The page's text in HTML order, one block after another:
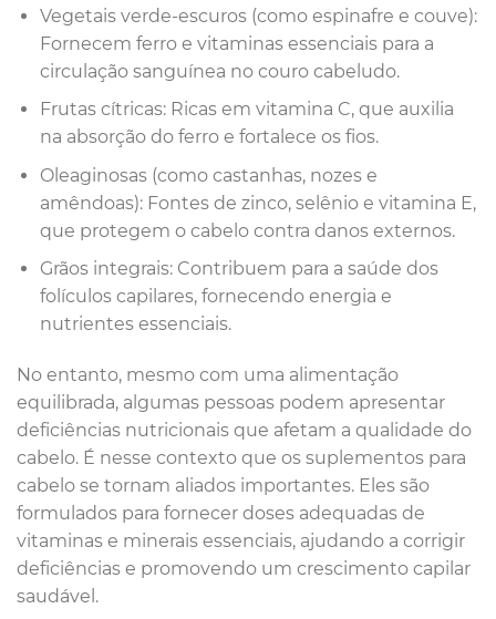
Vegetais verde-escuros (como espinafre e couve):
Fornecem ferro e vitaminas essenciais para a
circulação sanguínea no couro cabeludo.
Frutas cítricas: Ricas em vitamina C, que auxilia
na absorção do ferro e fortalece os fios.
Oleaginosas (como castanhas, nozes e
amêndoas): Fontes de zinco, selênio e vitamina E,
que protegem o cabelo contra danos externos.
Grãos integrais: Contribuem para a saúde dos
folículos capilares, fornecendo energia e
nutrientes essenciais.
No entanto, mesmo com uma alimentação
equilibrada, algumas pessoas podem apresentar
deficiências nutricionais que afetam a qualidade do
cabelo. É nesse contexto que os suplementos para
cabelo se tornam aliados importantes. Eles são
formulados para fornecer doses adequadas de
vitaminas e minerais essenciais, ajudando a corrigir
deficiências e promovendo um crescimento capilar
saudável.